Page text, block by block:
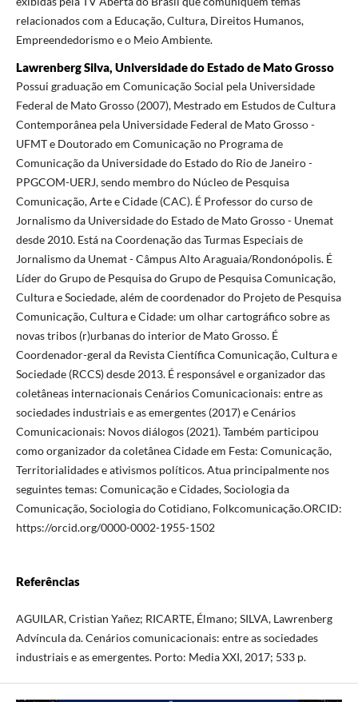
relacionados com a Educação, Cultura, Direitos Humanos,
Empreendedorismo e o Meio Ambiente.
Lawrenberg Silva, Universidade do Estado de Mato Grosso
Possui graduação em Comunicação Social pela Universidade
Federal de Mato Grosso (2007), Mestrado em Estudos de Cultura
Contemporânea pela Universidade Federal de Mato Grosso -
UFMT e Doutorado em Comunicação no Programa de
Comunicação da Universidade do Estado do Rio de Janeiro -
PPGCOM-UERJ, sendo membro do Núcleo de Pesquisa
Comunicação, Arte e Cidade (CAC). É Professor do curso de
Jornalismo da Universidade do Estado de Mato Grosso - Unemat
desde 2010. Está na Coordenação das Turmas Especiais de
Jornalismo da Unemat - Câmpus Alto Araguaia/Rondonópolis. É
Líder do Grupo de Pesquisa do Grupo de Pesquisa Comunicação,
Cultura e Sociedade, além de coordenador do Projeto de Pesquisa
Comunicação, Cultura e Cidade: um olhar cartográfico sobre as
novas tribos (r)urbanas do interior de Mato Grosso. É
Coordenador-geral da Revista Científica Comunicação, Cultura e
Sociedade (RCCS) desde 2013. É responsável e organizador das
coletâneas internacionais Cenários Comunicacionais: entre as
sociedades industriais e as emergentes (2017) e Cenários
Comunicacionais: Novos diálogos (2021). Também participou
como organizador da coletânea Cidade em Festa: Comunicação,
Territorialidades e ativismos políticos. Atua principalmente nos
seguintes temas: Comunicação e Cidades, Sociologia da
Comunicação, Sociologia do Cotidiano, Folkcomunicação.ORCID:
https://orcid.org/0000-0002-1955-1502
Referências
AGUILAR, Cristian Yañez; RICARTE, Élmano; SILVA, Lawrenberg
Advíncula da. Cenários comunicacionais: entre as sociedades
industriais e as emergentes. Porto: Media XXI, 2017; 533 p.